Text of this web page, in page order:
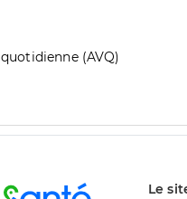
(AVQ)
Le